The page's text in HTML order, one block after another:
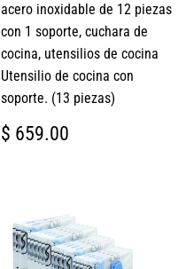
acero inoxidable de 12 piezas
con 1 soporte, cuchara de
cocina, utensilios de cocina
Utensilio de cocina con
soporte. (13 piezas)
PRECIO
HABITUAL
$ 659.00